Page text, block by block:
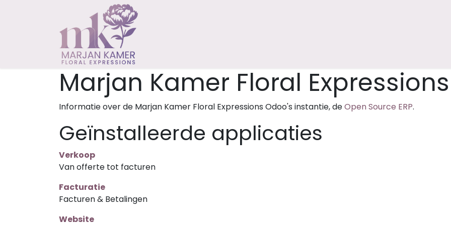
Marjan Kamer Floral Expressions
Informatie over de Marjan Kamer Floral Expressions Odoo's instantie, deOpen Source ERP.
Geïnstalleerde applicaties
Verkoop
Van offerte tot facturen
Facturatie
Facturen & Betalingen
Website